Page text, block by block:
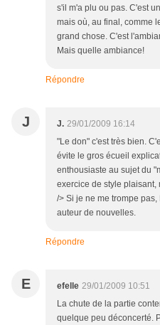
s'il m'a plu ou pas. C'est
mais où, au final, comme
grand chose. C'est
Mais quelle ambiance!
Répondre
J J. 29/01/2009 16:14
"Le don" c'est très bien.
évite le gros écueil
enthousiaste au sujet du
exercice de style plaisant,
/> Si je ne me trompe
auteur de nouvelles.
Répondre
E efelle 29/01/2009 10:51
La chute de la partie
quelque peu déconcerté.